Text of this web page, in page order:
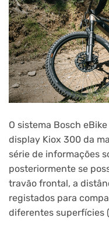
O sistema Bosch
display Kiox 300 da
série de informações
posteriormente se
travão frontal, a
registados para
diferentes superfícies